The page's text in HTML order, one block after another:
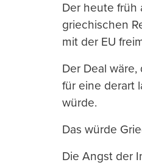
Der heute früh
griechischen
mit der EU
Der Deal
für eine derart
würde.
Das würde
Die Angst der